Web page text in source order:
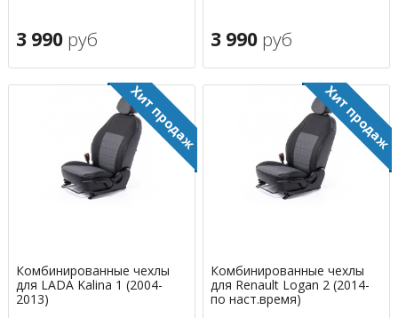
3 990 руб 3 990 руб
Комбинированные чехлы
для LADA Kalina 1 (2004-
2013)
Комбинированные чехлы
для Renault Logan 2 (2014-
по наст.время)